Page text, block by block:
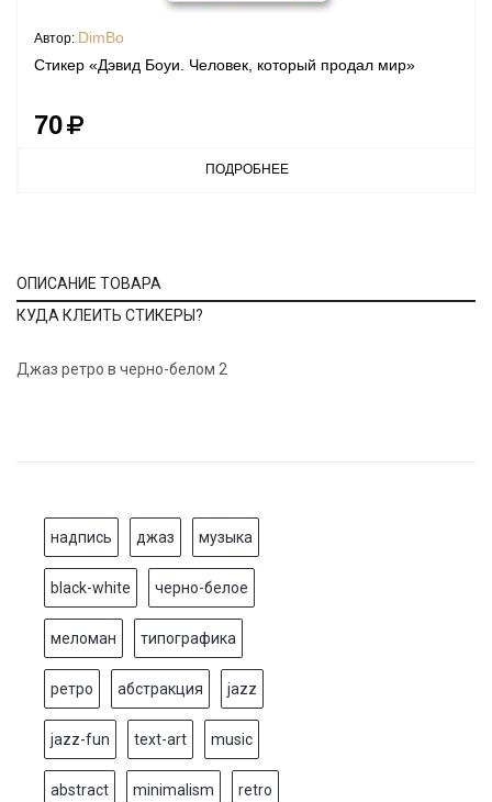
Автор: DimBo
Стикер «Дэвид Боуи. Человек, который продал мир»
70
ПОДРОБНЕЕ
ОПИСАНИЕ ТОВАРА
КУДА КЛЕИТЬ СТИКЕРЫ?
Джаз ретро в черно-белом 2
надпись джаз музыка
black-white черно-белое
меломан типографика
ретро абстракция jazz
jazz-fun text-art music
abstract minimalism retro